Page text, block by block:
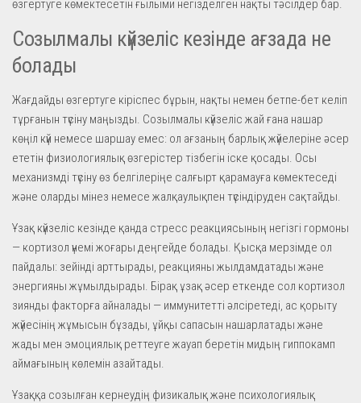
өзгертуге көмектесетін ғылыми негізделген нақты тәсілдер бар.
Созылмалы күйзеліс кезінде ағзада не
болады
Жағдайды өзгертуге кіріспес бұрын, нақты немен бетпе-бет келіп
тұрғанын түсіну маңызды. Созылмалы күйзеліс жай ғана нашар
көңіл күй немесе шаршау емес: ол ағзаның барлық жүйелеріне әсер
ететін физиологиялық өзгерістер тізбегін іске қосады. Осы
механизмді түсіну өз белгілеріңе салғырт қарамауға көмектеседі
және оларды мінез немесе жалқаулықпен түсіндіруден сақтайды.
Ұзақ күйзеліс кезінде қанда стресс реакциясының негізгі гормоны
— кортизол үнемі жоғары деңгейде болады. Қысқа мерзімде ол
пайдалы: зейінді арттырады, реакцияны жылдамдатады және
энергияны жұмылдырады. Бірақ ұзақ әсер еткенде сол кортизол
зиянды факторға айналады — иммунитетті әлсіретеді, ас қорыту
жүйесінің жұмысын бұзады, ұйқы сапасын нашарлатады және
жады мен эмоциялық реттеуге жауап беретін мидың гиппокамп
аймағының көлемін азайтады.
Ұзаққа созылған кернеудің физикалық және психологиялық